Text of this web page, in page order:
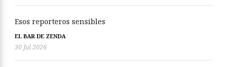
Esos reporteros sensibles
EL BAR DE ZENDA
30 Jul 2026